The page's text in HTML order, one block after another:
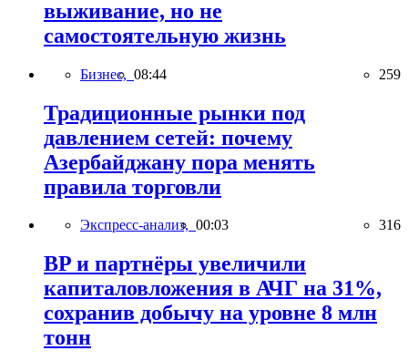
выживание, но не
самостоятельную жизнь
Бизнес, 08:44 259
Традиционные рынки под
давлением сетей: почему
Азербайджану пора менять
правила торговли
Экспресс-анализ, 00:03 316
BP и партнёры увеличили
капиталовложения в АЧГ на 31%,
сохранив добычу на уровне 8 млн
тонн